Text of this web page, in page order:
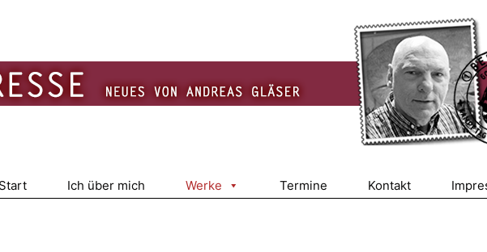
Start Ich über mich Werke Termine Kontakt